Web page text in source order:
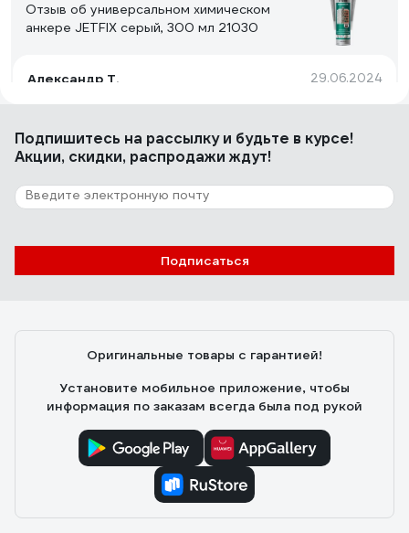
Отзыв об универсальном химическом
анкере JETFIX серый, 300 мл 21030
Александр Т. 29.06.2024
Сохнет быстро
7 отзывов
Отзыв о гильзе сетчатой Fischer FIS H 12 x
50 K 553781
Подпишитесь на рассылкуи будьте в курсе!
Акции, скидки, распродажи ждут!
Подписаться
Оригинальные товары с гарантией!
Установите мобильное приложение, чтобы
информация по заказам всегда была под рукой